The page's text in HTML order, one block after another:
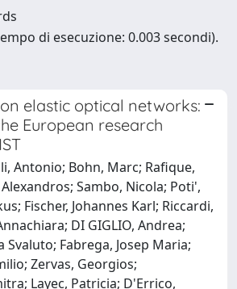
di esecuzione: 0.003 secondi).
elastic optical networks:
European research
Antonio; Bohn, Marc; Rafique,
Sambo, Nicola; Poti',
Fischer, Johannes Karl; Riccardi,
DI GIGLIO, Andrea;
Fabrega, Josep Maria;
Zervas, Georgios;
Layec, Patricia; D'Errico,